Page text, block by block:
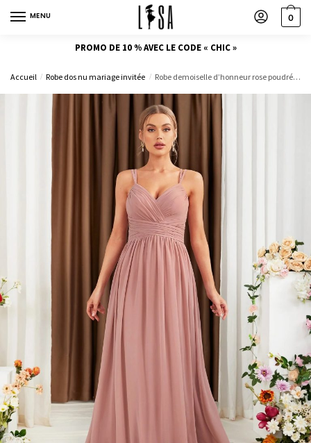
MENU 0
PROMO DE 10 % AVEC LE CODE « CHIC »
Accueil / Robe dos nu mariage invitée / Robe demoiselle d’honneur rose poudré dos nu